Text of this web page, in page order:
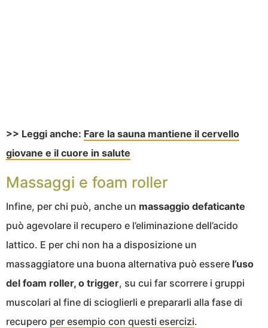
>> Leggi anche: Fare la sauna mantiene il cervello
giovane e il cuore in salute
Massaggi e foam roller
Infine, per chi può, anche un massaggio defaticante
può agevolare il recupero e l’eliminazione dell’acido
lattico. E per chi non ha a disposizione un
massaggiatore una buona alternativa può essere l’uso
del foam roller, o trigger, su cui far scorrere i gruppi
muscolari al fine di scioglierli e prepararli alla fase di
recupero per esempio con questi esercizi.